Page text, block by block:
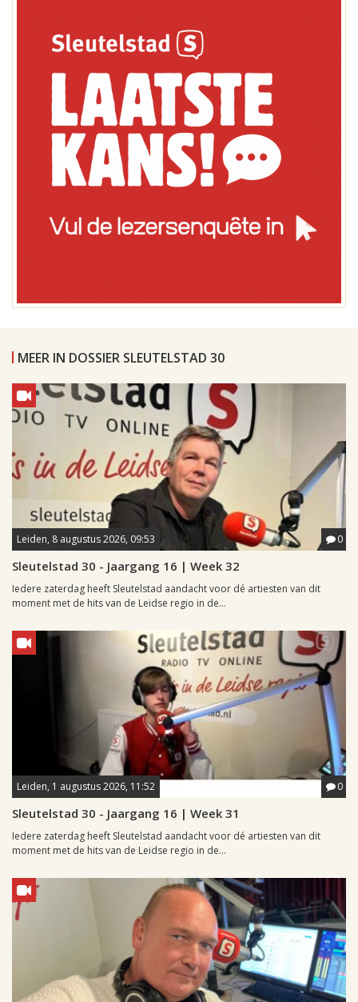
MEER IN DOSSIER SLEUTELSTAD 30
Leiden, 8 augustus 2026, 09:53 0
Sleutelstad 30 - Jaargang 16 | Week 32
Iedere zaterdag heeft Sleutelstad aandacht voor dé artiesten van dit
moment met de hits van de Leidse regio in de...
Leiden, 1 augustus 2026, 11:52 0
Sleutelstad 30 - Jaargang 16 | Week 31
Iedere zaterdag heeft Sleutelstad aandacht voor dé artiesten van dit
moment met de hits van de Leidse regio in de...